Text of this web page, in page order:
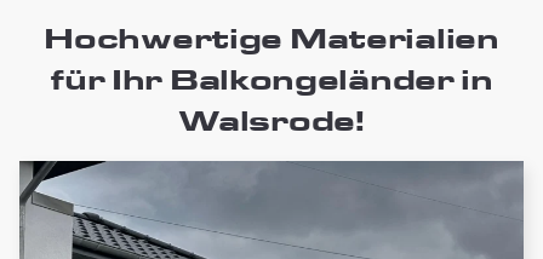
Hochwertige Materialien
für Ihr Balkongeländer in
Walsrode!